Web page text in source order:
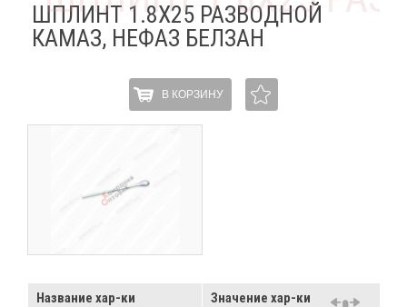
ШПЛИНТ 1.8Х25 РАЗВОДНОЙ
КАМАЗ, НЕФАЗ БЕЛЗАН
В КОРЗИНУ
Название хар-ки
Значение хар-ки